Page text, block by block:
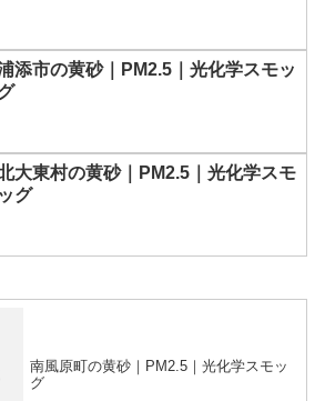
添市の黄砂｜PM2.5｜光化学スモッ
大東村の黄砂｜PM2.5｜光化学スモ
ッグ
南風原町の黄砂｜PM2.5｜光化学スモッ
グ